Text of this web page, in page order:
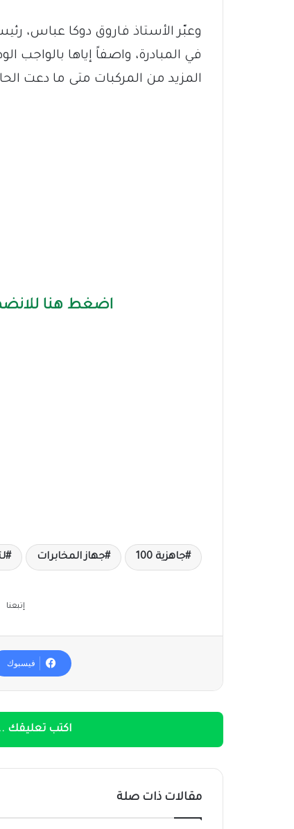
وعبّر الأستاذ فاروق دوكا عباس،
في المبادرة، واصفاً إياها بالواجب
المزيد من المركبات متى ما دعت
اضغط هنا
جاهزية 100 جهاز المخابرات
إتبعنا
فيسبوك
اكتب تعليقك
مقالات ذات صلة